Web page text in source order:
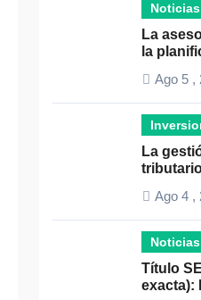
Noticias
La
la
Ago 5 ,
La
Ago 4 ,
Noticias
Título
exacta):